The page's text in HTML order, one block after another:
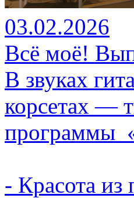
03.02.2026
Всё моё!
В звуках
корсетах —
программы
- Красота из